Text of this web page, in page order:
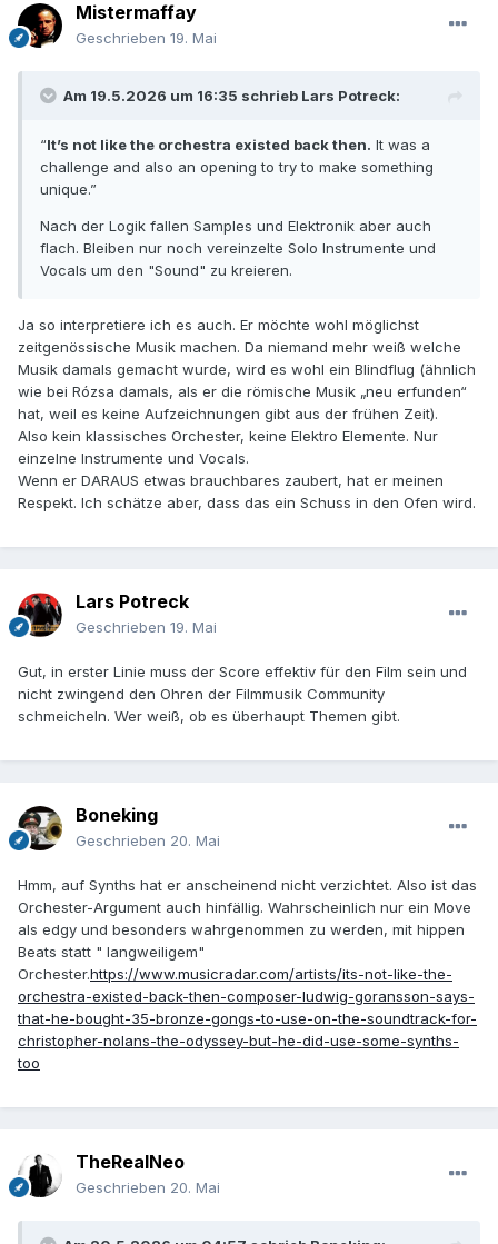
Mistermaffay
Geschrieben 19. Mai
Am 19.5.2026 um 16:35 schrieb Lars Potreck:
“It’s not like the orchestra existed back then. It was a
challenge and also an opening to try to make something
unique.”
Nach der Logik fallen Samples und Elektronik aber auch
flach. Bleiben nur noch vereinzelte Solo Instrumente und
Vocals um den "Sound" zu kreieren.
Ja so interpretiere ich es auch. Er möchte wohl möglichst
zeitgenössische Musik machen. Da niemand mehr weiß welche
Musik damals gemacht wurde, wird es wohl ein Blindflug (ähnlich
wie bei Rózsa damals, als er die römische Musik „neu erfunden“
hat, weil es keine Aufzeichnungen gibt aus der frühen Zeit).
Also kein klassisches Orchester, keine Elektro Elemente. Nur
einzelne Instrumente und Vocals.
Wenn er DARAUS etwas brauchbares zaubert, hat er meinen
Respekt. Ich schätze aber, dass das ein Schuss in den Ofen wird.
Lars Potreck
Geschrieben 19. Mai
Gut, in erster Linie muss der Score effektiv für den Film sein und
nicht zwingend den Ohren der Filmmusik Community
schmeicheln. Wer weiß, ob es überhaupt Themen gibt.
Boneking
Geschrieben 20. Mai
Hmm, auf Synths hat er anscheinend nicht verzichtet. Also ist das
Orchester-Argument auch hinfällig. Wahrscheinlich nur ein Move
als edgy und besonders wahrgenommen zu werden, mit hippen
Beats statt " langweiligem"
Orchester.https://www.musicradar.com/artists/its-not-like-the-
orchestra-existed-back-then-composer-ludwig-goransson-says-
that-he-bought-35-bronze-gongs-to-use-on-the-soundtrack-for-
christopher-nolans-the-odyssey-but-he-did-use-some-synths-
too
TheRealNeo
Geschrieben 20. Mai